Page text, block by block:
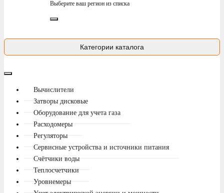
Выберите ваш регион из списка
Категории каталога
Вычислители
Затворы дисковые
Оборудование для учета газа
Расходомеры
Регуляторы
Сервисные устройства и источники питания
Счётчики воды
Теплосчетчики
Уровнемеры